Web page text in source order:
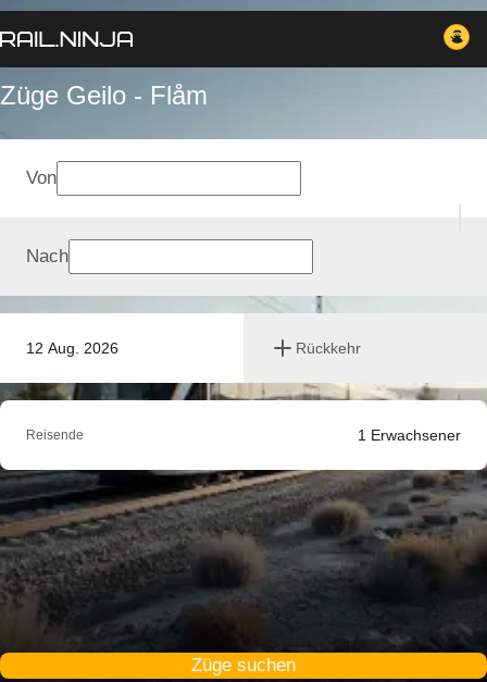
Züge Geilo - Flåm
12 Aug. 2026 Rückkehr
Von
Nach
Reisende 1 Erwachsener
Züge suchen